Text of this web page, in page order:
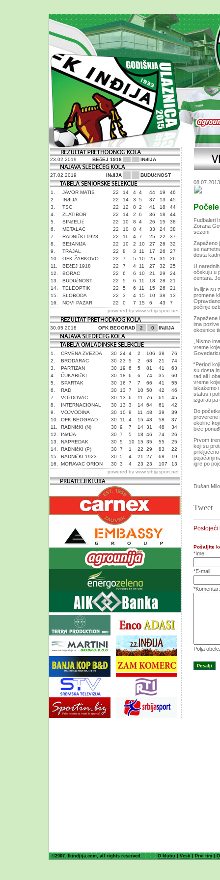
23.02.2019 BEčEJ 1918 INđIJA
27.02.2019 INđIJA BUDUćNOST
1. JAVOR MATIS 22 14 4 4 44 19
46
2.
INđIJA 22 14 3 5 37 13
45
3.
TSC 22 12 8 2 41 18
44
4.
ZLATIBOR 22 14 2 6 36 18
44
5.
SINđELIć 22 10 8 4 26 15
38
6.
METALAC 22 10 8 4 33 24
38
7.
RADNIčKI 1923 22 11 4 7 25 22
37
8.
BEžANIJA 22 10 2 10 27 26
32
9.
TRAJAL 22 8 3 11 17 26
27
10.
OFK ŽARKOVO 22 7 5 10 25 31
26
11.
BEčEJ 1918 22 7 4 11 27 32
25
12.
BORAC 22 6 6 10 21 29
24
13.
BUDUćNOST 22 5 6 11 18 28
21
14.
TELEOPTIK 22 5 6 11 15 26
21
15.
SLOBODA 22 3 4 15 10 38
13
16.
NOVI PAZAR 22 0 7 15 6 43
7
powered by www.srbijasport.net
30.05.2018 OFK BEOGRAD 2 0 INđIJA
1. CRVENA ZVEZDA 30 24 4 2 106 38
76
2.
BRODARAC 30 23 5 2 68 21
74
3.
PARTIZAN 30 19 6 5 81 41
63
4.
ČUKARIčKI 30 18 6 6 74 35
60
5.
SPARTAK 30 16 7 7 66 41
55
6.
RAD 30 13 7 10 50 42
46
7.
VOžDOVAC 30 13 6 11 76 61
45
8.
INTERNACIONAL 30 13 3 14 64 61
42
9.
VOJVODINA 30 10 9 11 48 39
39
10.
OFK BEOGRAD 30 11 4 15 48 58
37
11.
RADNIčKI (N) 30 9 7 14 31 48
34
12.
INđIJA 30 7 5 18 46 74
26
13.
NAPREDAK 30 5 10 15 35 55
25
14.
RADNIčKI (P) 30 7 1 22 29 83
22
15.
RADNIčKI 1923 30 5 4 21 27 68
19
16.
MORAVAC ORION 30 3 4 23 23 107
13
powered by www.srbijasport.net
08.07.2013
Fudbaleri
Zorana
sezoni.
Zapaženo
se
dosta
U
očekuju u
centara.
Inđijce su
promene
počinje
Zapažene
ima
okosnice
„Nismo
vreme
“Period
su dosta
rad ali i
vreme
iskažemo i
status i
izgarati pa
Do
proverene
okoline
biće
Prvom
koji su
igre po
Dušan
Tweet
Postojeći
Pošaljite
*Ime:
*E-mail:
*Komentar:
Polja
©2007. fkindjija.com, all rights reserved. O klubu |Vesti | Prvi tim |